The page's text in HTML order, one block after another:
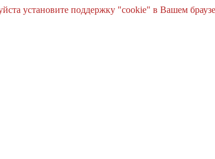
установите поддержку "cookie" в Вашем